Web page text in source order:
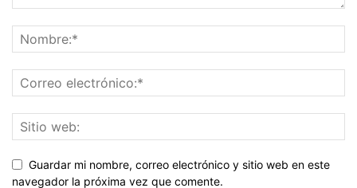
Guardar mi nombre, correo electrónico y sitio web en este
navegador la próxima vez que comente.